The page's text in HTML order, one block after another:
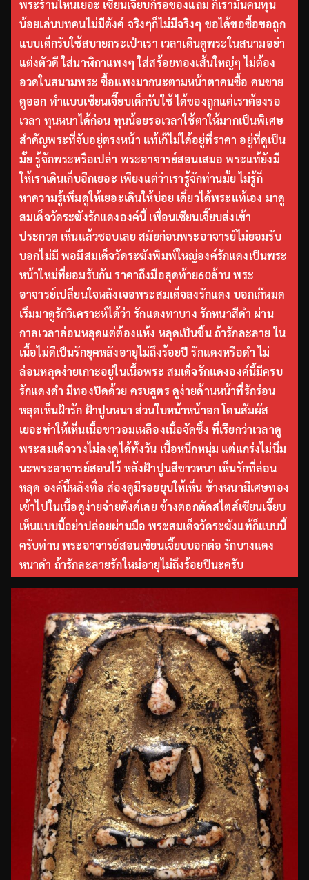
พระร้านไหนเยอะ เซียนเจี๊ยบก็รอของแถม ก็เรามันคนทุน
น้อยเล่นบทคนไม่มีตังค์ จริงๆก็ไม่มีจริงๆ ขอได้ขอซื้อขอถูก
แบบเด็กรับใช้สบายกระเป๋าเรา เวลาเดินดูพระในสนามอย่า
แต่งตัวดี ใส่นาฬิกาแพงๆ ใส่สร้อยทองเส้นใหญ่ๆ ไม่ต้อง
อวดในสนามพระ ซื้อแพงมากนะตามหน้าตาคนซื้อ คนขาย
ดูออก ทำแบบเซียนเจี๊ยบเด็กรับใช้ ได้ของถูกแต่เราต้องรอ
เวลา ทุนหนาได้ก่อน ทุนน้อยรอเวลาใช้ตาให้มากเป็นพิเศษ
สำคัญพระที่จับอยู่ตรงหน้า แท้เก๊ไม่ได้อยู่ที่ราคา อยู่ที่ดูเป็น
มั้ย รู้จักพระหรือเปล่า พระอาจารย์สอนเสมอ พระแท้ยังมี
ให้เราเดินเก็บอีกเยอะ เพียงแต่ว่าเรารู้จักท่านมั้ย ไม่รู้ก็
หาความรู้เพิ่มดูให้เยอะเดินให้บ่อย เดี๋ยวได้พระแท้เอง มาดู
สมเด็จวัดระฆังรักแดงองค์นี้ เพื่อนเซียนเจี๊ยบส่งเข้า
ประกวด เห็นแล้วชอบเลย สมัยก่อนพระอาจารย์ไม่ยอมรับ
บอกไม่มี พอมีสมเด็จวัดระฆังพิมพ์ใหญ่องค์รักแดงเป็นพระ
หน้าใหม่ที่ยอมรับกัน ราคาถึงมือสุดท้าย60ล้าน พระ
อาจารย์เปลี่ยนใจหลังเจอพระสมเด็จลงรักแดง บอกเก๊หมด
เริ่มมาดูรักวิเคราะห์ได้ว่า รักแดงทาบาง รักหนาสีดำ ผ่าน
กาลเวลาล่อนหลุดแต่ต้องแห้ง หลุดเป็นชิ้น ถ้ารักละลาย ใน
เนื้อไม่ดีเป็นรักยุคหลังอายุไม่ถึงร้อยปี รักแดงหรือดำ ไม่
ล่อนหลุดง่ายเกาะอยู่ในเนื้อพระ สมเด็จรักแดงองค์นี้มีครบ
รักแดงดำ มีทองปิดด้วย ครบสูตร ดูง่ายด้านหน้าที่รักร่อน
หลุดเห็นฝ้ารัก ฝ้าปูนหนา ส่วนใบหน้าหน้าอก โดนสัมผัส
เยอะทำให้เห็นเนื้อขาวอมเหลืองเนื้อจัดซึ้ง ที่เรียกว่าเวลาดู
พระสมเด็จวางไม่ลงดูได้ทั้งวัน เนื้อหนึกหนุ่ม แต่แกร่งไม่นิ่ม
นะพระอาจารย์สอนไว้ หลังฝ้าปูนสีขาวหนา เห็นรักที่ล่อน
หลุด องค์นี้หลังทื่อ ส่องดูมีรอยยุบให้เห็น ข้างหนามีเศษทอง
เข้าไปในเนื้อดูง่ายจ่ายตังค์เลย ข้างตอกตัดสไตส์เซียนเจี๊ยบ
เห็นแบบนี้อย่าปล่อยผ่านมือ พระสมเด็จวัดระฆังแท้ก็แบบนี้
ครับท่าน พระอาจารย์สอนเซียนเจี๊ยบบอกต่อ รักบางแดง
หนาดำ ถ้ารักละลายรักใหม่อายุไม่ถึงร้อยปีนะครับ